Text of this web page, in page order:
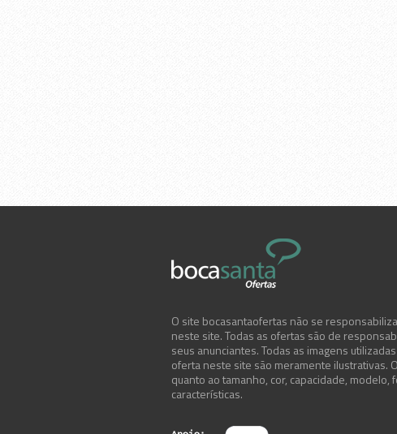
O site bocasantaofertas não se
neste site. Todas as ofertas são de
seus anunciantes. Todas as imagens
oferta neste site são meramente ilustrativas.
quanto ao tamanho, cor, capacidade, modelo,
características.